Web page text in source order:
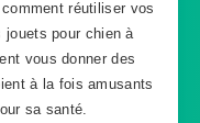
réutiliser vos
jouets pour chien à
vous donner des
à la fois amusants
sa santé.